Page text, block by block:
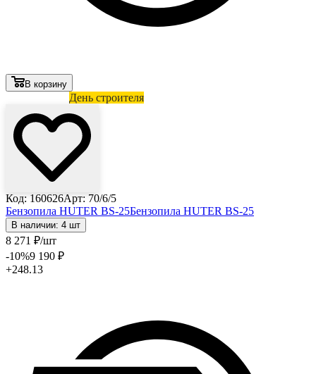
В корзину
День строителя
Код: 160626Арт: 70/6/5
Бензопила HUTER BS-25Бензопила HUTER BS-25
В наличии: 4 шт
8 271 ₽/шт
-10%9 190 ₽
+248.13